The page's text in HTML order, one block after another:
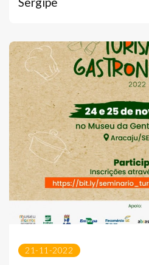
21-11-2022